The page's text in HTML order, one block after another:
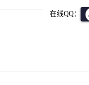
在线QQ：